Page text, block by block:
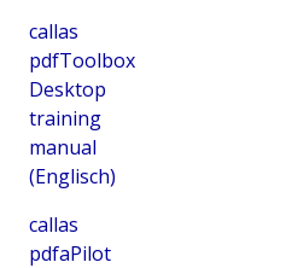
callas
pdfToolbox
Desktop
training
manual
(Englisch)
callas
pdfaPilot